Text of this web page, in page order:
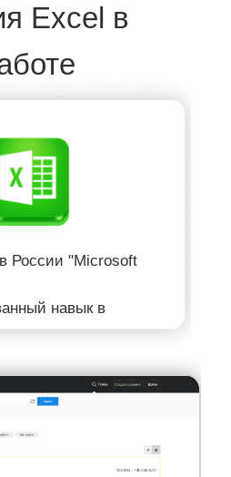
Excel в
в России "Microsoft
навык в